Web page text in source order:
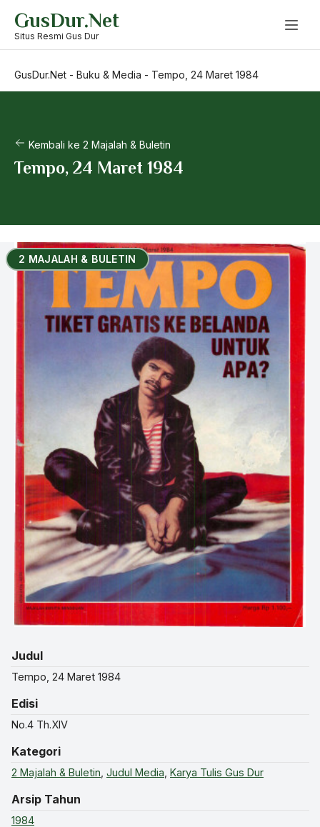
content
GusDur.Net
Situs Resmi Gus Dur
GusDur.Net - Buku & Media - Tempo, 24 Maret 1984
Kembali ke 2 Majalah & Buletin
Tempo, 24 Maret 1984
2 MAJALAH & BULETIN
Judul
Tempo, 24 Maret 1984
Edisi
No.4 Th.XIV
Kategori
2 Majalah & Buletin Judul Media Karya Tulis Gus Dur
Arsip Tahun
1984